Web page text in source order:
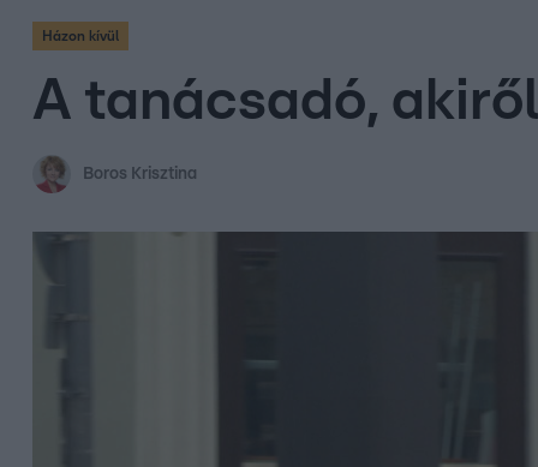
Házon kívül
A tanácsadó,
Boros Krisztina